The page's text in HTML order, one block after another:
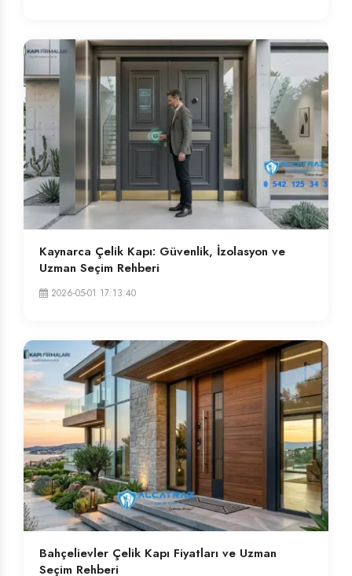
Kaynarca Çelik Kapı: Güvenlik, İzolasyon ve
Uzman Seçim Rehberi
2026-05-01 17:13:40
Bahçelievler Çelik Kapı Fiyatları ve Uzman
Seçim Rehberi